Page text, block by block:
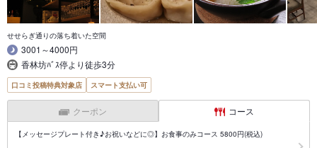
せせらぎ通りの落ち着いた空間
3001～4000円
香林坊ﾊﾞｽ停より徒歩3分
口コミ投稿特典対象店 スマート支払い可
クーポン コース
【メッセージプレート付き♪お祝いなどに◎】お食事のみコース 5800円(税込)